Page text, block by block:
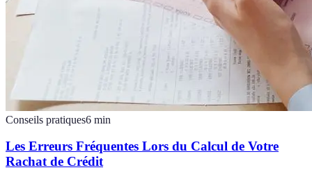
Conseils pratiques6 min
Les Erreurs Fréquentes Lors du Calcul de Votre
Rachat de Crédit